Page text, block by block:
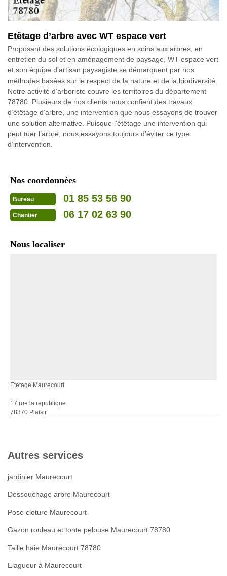
Etêtage d’arbre avec WT espace vert
Proposant des solutions écologiques en soins aux arbres, en
entretien du sol et en aménagement de paysage, WT espace vert
et son équipe d’artisan paysagiste se démarquent par nos
méthodes basées sur le respect de la nature et de la biodiversité.
Notre activité d’arboriste couvre les territoires du département
78780. Plusieurs de nos clients nous confient des travaux
d’étêtage d’arbre, une intervention que nous essayons de trouver
une solution alternative. Puisque l’étêtage une intervention qui
peut tuer l’arbre, nous essayons toujours d’éviter ce type
d’intervention.
Nos coordonnées
Bureau 01 85 53 56 90
Chantier 06 17 02 63 90
Nous localiser
Etetage Maurecourt
17 rue la republique
78370 Plaisir
Autres services
jardinier Maurecourt
Dessouchage arbre Maurecourt
Pose cloture Maurecourt
Gazon rouleau et tonte pelouse Maurecourt 78780
Taille haie Maurecourt 78780
Elagueur à Maurecourt